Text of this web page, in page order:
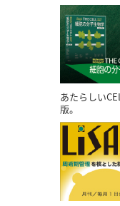
あたらしい
版。